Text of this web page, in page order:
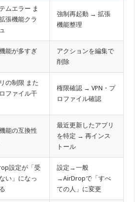
ムエラー ま
張機能クラ
強制再起動 → 拡張
機能整理
能が多すぎ
アクションを編集で
削除
の制限 また
ファイル干
権限確認 → VPN・プ
ロファイル確認
能の互換性
最近更新したアプリ
を特定 → 再インス
トール
設定が「受
い」になっ
設定→一般
→AirDropで「すべ
ての人」に変更